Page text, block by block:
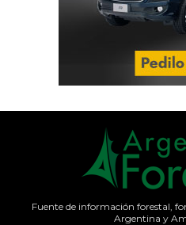
Fuente de información forestal,
Argentina y